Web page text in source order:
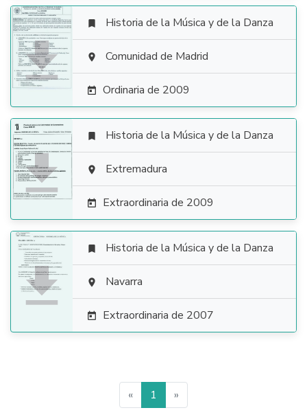

 Historia de la Música y de la Danza
 Comunidad de Madrid
 Ordinaria de 2009

 Historia de la Música y de la Danza
 Extremadura
 Extraordinaria de 2009

 Historia de la Música y de la Danza
 Navarra
 Extraordinaria de 2007
« 1 »